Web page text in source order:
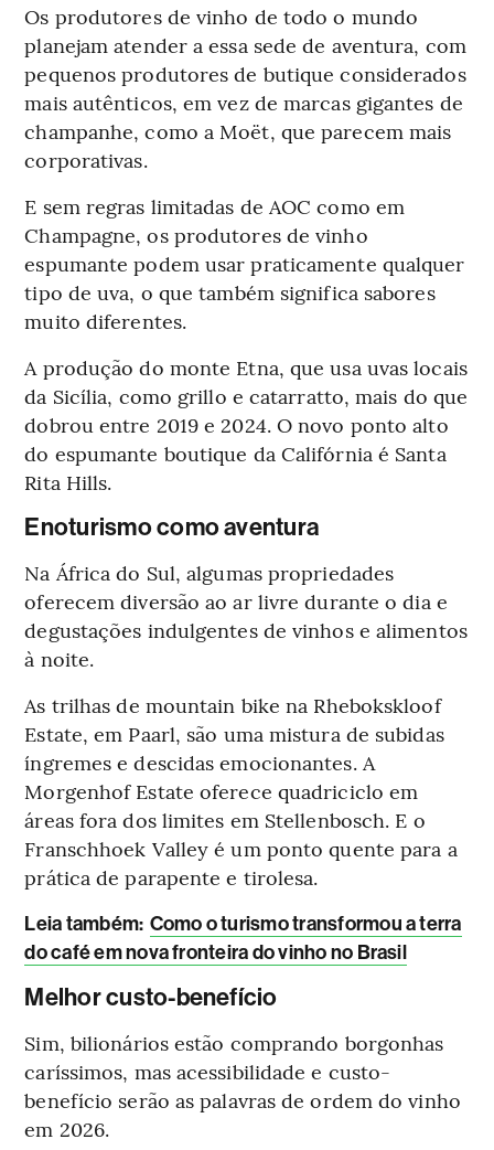
Os produtores de vinho de todo o mundo
planejam atender a essa sede de aventura, com
pequenos produtores de butique considerados
mais autênticos, em vez de marcas gigantes de
champanhe, como a Moët, que parecem mais
corporativas.
E sem regras limitadas de AOC como em
Champagne, os produtores de vinho
espumante podem usar praticamente qualquer
tipo de uva, o que também significa sabores
muito diferentes.
A produção do monte Etna, que usa uvas locais
da Sicília, como grillo e catarratto, mais do que
dobrou entre 2019 e 2024. O novo ponto alto
do espumante boutique da Califórnia é Santa
Rita Hills.
Enoturismo como aventura
Na África do Sul, algumas propriedades
oferecem diversão ao ar livre durante o dia e
degustações indulgentes de vinhos e alimentos
à noite.
As trilhas de mountain bike na Rhebokskloof
Estate, em Paarl, são uma mistura de subidas
íngremes e descidas emocionantes. A
Morgenhof Estate oferece quadriciclo em
áreas fora dos limites em Stellenbosch. E o
Franschhoek Valley é um ponto quente para a
prática de parapente e tirolesa.
Leia também: Como o turismo transformou a terra
do café em nova fronteira do vinho no Brasil
Melhor custo-benefício
Sim, bilionários estão comprando borgonhas
caríssimos, mas acessibilidade e custo-
benefício serão as palavras de ordem do vinho
em 2026.